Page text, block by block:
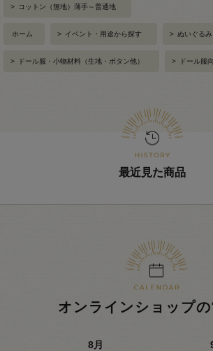
> コットン（無地）薄手～普通地
ホーム > イベント・用途から探す > ぬいぐる
> ドール服・小物材料（生地・ボタン他） > ドール服
最近見た商品
オンラインショップの
8月